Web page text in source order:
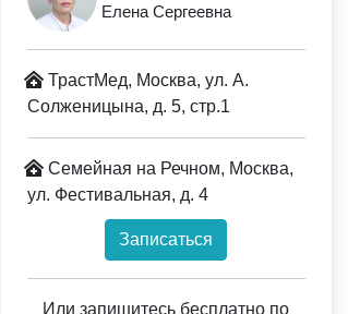
Елена Сергеевна
ТрастМед, Москва, ул. А.
Солженицына, д. 5, стр.1
Семейная на Речном, Москва,
ул. Фестивальная, д. 4
Записаться
Или запишитесь бесплатно по